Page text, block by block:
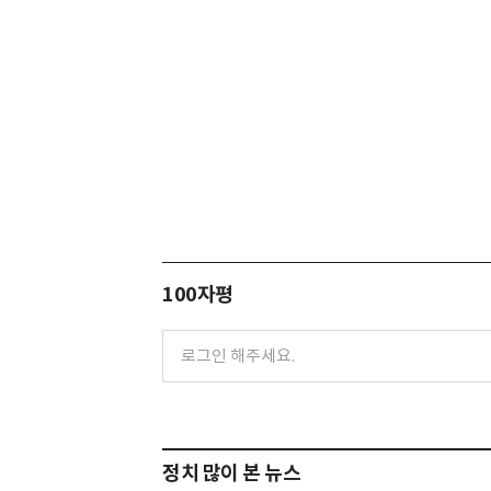
100자평
정치 많이 본 뉴스